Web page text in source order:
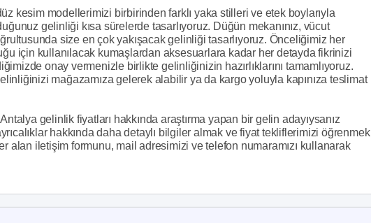
kesim modellerimizi birbirinden farklı yaka stilleri ve etek boylarıyla
gelinliği kısa sürelerde tasarlıyoruz. Düğün mekanınız, vücut
size en çok yakışacak gelinliği tasarlıyoruz. Önceliğimiz her
için kullanılacak kumaşlardan aksesuarlara kadar her detayda fikrinizi
onay vermenizle birlikte gelinliğinizin hazırlıklarını tamamlıyoruz.
mağazamıza gelerek alabilir ya da kargo yoluyla kapınıza teslimat
gelinlik fiyatları hakkında araştırma yapan bir gelin adayıysanız
hakkında daha detaylı bilgiler almak ve fiyat tekliflerimizi öğrenmek
alan iletişim formunu, mail adresimizi ve telefon numaramızı kullanarak